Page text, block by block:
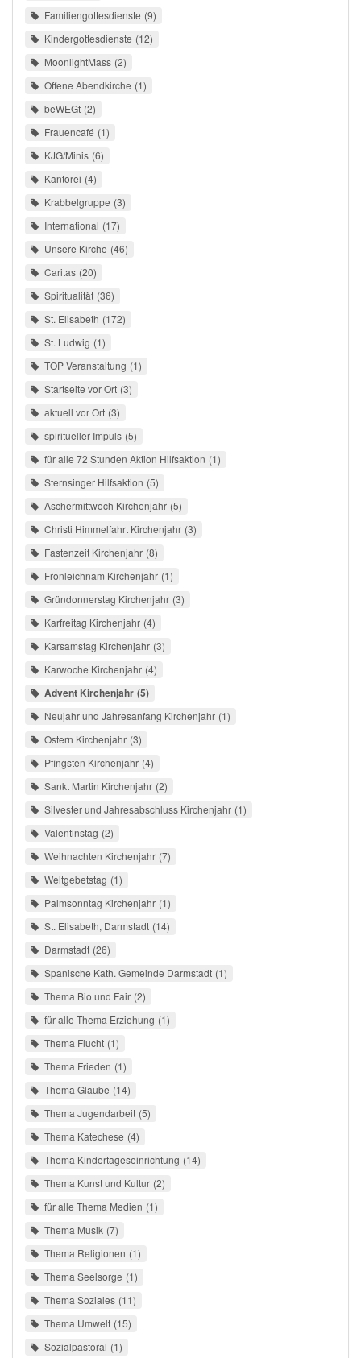
Familiengottesdienste 9
Kindergottesdienste 12
MoonlightMass 2
Offene Abendkirche 1
beWEGt 2
Frauencafé 1
KJG/Minis 6
Kantorei 4
Krabbelgruppe 3
International 17
Unsere Kirche 46
Caritas 20
Spiritualität 36
St. Elisabeth 172
St. Ludwig 1
TOP Veranstaltung 1
Startseite vor Ort 3
aktuell vor Ort 3
spiritueller Impuls 5
für alle 72 Stunden Aktion Hilfsaktion 1
Sternsinger Hilfsaktion 5
Aschermittwoch Kirchenjahr 5
Christi Himmelfahrt Kirchenjahr 3
Fastenzeit Kirchenjahr 8
Fronleichnam Kirchenjahr 1
Gründonnerstag Kirchenjahr 3
Karfreitag Kirchenjahr 4
Karsamstag Kirchenjahr 3
Karwoche Kirchenjahr 4
Advent Kirchenjahr 5
Neujahr und Jahresanfang Kirchenjahr 1
Ostern Kirchenjahr 3
Pfingsten Kirchenjahr 4
Sankt Martin Kirchenjahr 2
Silvester und Jahresabschluss Kirchenjahr 1
Valentinstag 2
Weihnachten Kirchenjahr 7
Weltgebetstag 1
Palmsonntag Kirchenjahr 1
St. Elisabeth, Darmstadt 14
Darmstadt 26
Spanische Kath. Gemeinde Darmstadt 1
Thema Bio und Fair 2
für alle Thema Erziehung 1
Thema Flucht 1
Thema Frieden 1
Thema Glaube 14
Thema Jugendarbeit 5
Thema Katechese 4
Thema Kindertageseinrichtung 14
Thema Kunst und Kultur 2
für alle Thema Medien 1
Thema Musik 7
Thema Religionen 1
Thema Seelsorge 1
Thema Soziales 11
Thema Umwelt 15
Sozialpastoral 1